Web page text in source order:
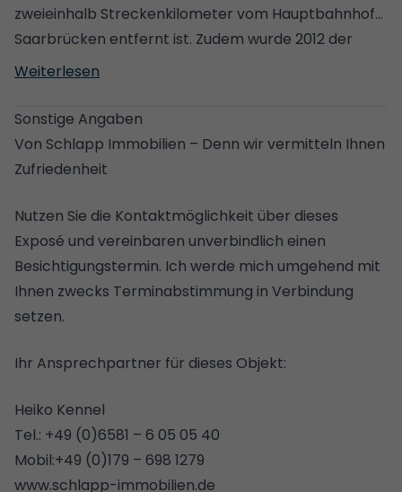
zweieinhalb Streckenkilometer vom Hauptbahnhof
Saarbrücken entfernt ist. Zudem wurde 2012 der
Haltepunkt Saarbrücken-Burbach-Mitte in der Nähe
IT-Park Saarland angebunden ist.
Etwa parallel zur Bahnstrecke verläuft die B 51, die
ebenfalls in Richtung Trier führt und die die
Burbacher Markt zweigt die Burbacher Straße ab,
die über die Kaiser-Wilhelm-Brücke – der heutigen
Gersweiler Brücke – über die Saar zum westlichen
Stadtteil Gersweiler führt. Weitere wichtige Straßen
sind die L 272 in Richtung Riegelsberg sowie die
herstellt.
Weiterlesen
Sonstige Angaben
Von Schlapp Immobilien – Denn wir vermitteln Ihnen
Zufriedenheit
Nutzen Sie die Kontaktmöglichkeit über dieses
Exposé und vereinbaren unverbindlich einen
Besichtigungstermin. Ich werde mich umgehend mit
Ihnen zwecks Terminabstimmung in Verbindung
setzen.
Ihr Ansprechpartner für dieses Objekt:
Heiko Kennel
Tel.: +49 (0)6581 – 6 05 05 40
Mobil:+49 (0)179 – 698 1279
www.schlapp-immobilien.de